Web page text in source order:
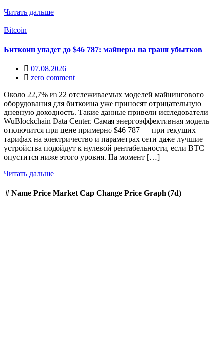
Читать дальше
Bitcoin
Биткоин упадет до $46 787: майнеры на грани убытков
07.08.2026
zero comment
Около 22,7% из 22 отслеживаемых моделей майнингового
оборудования для биткоина уже приносят отрицательную
дневную доходность. Такие данные привели исследователи
WuBlockchain Data Center. Самая энергоэффективная модель
отключится при цене примерно $46 787 — при текущих
тарифах на электричество и параметрах сети даже лучшие
устройства подойдут к нулевой рентабельности, если BTC
опустится ниже этого уровня. На момент […]
Читать дальше
# Name Price Market Cap Change Price Graph (7d)